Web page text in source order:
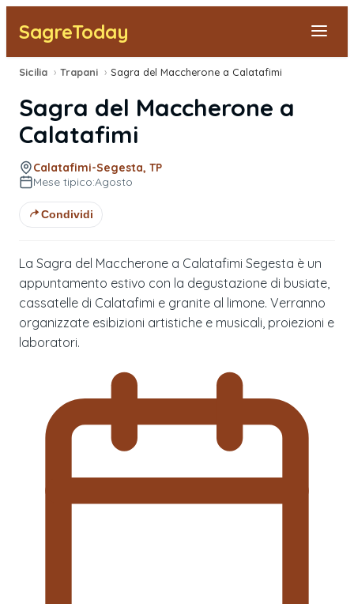
SagreToday
Segnala una sagra
Tutte le Sagre
Vicino a Me
Sicilia › Trapani › Sagra del Maccherone a Calatafimi
Sagra del Maccherone a
Calatafimi
Calatafimi-Segesta, TP
Mese tipico:Agosto
Condividi
La Sagra del Maccherone a Calatafimi Segesta è un
appuntamento estivo con la degustazione di busiate,
cassatelle di Calatafimi e granite al limone. Verranno
organizzate esibizioni artistiche e musicali, proiezioni e
laboratori.